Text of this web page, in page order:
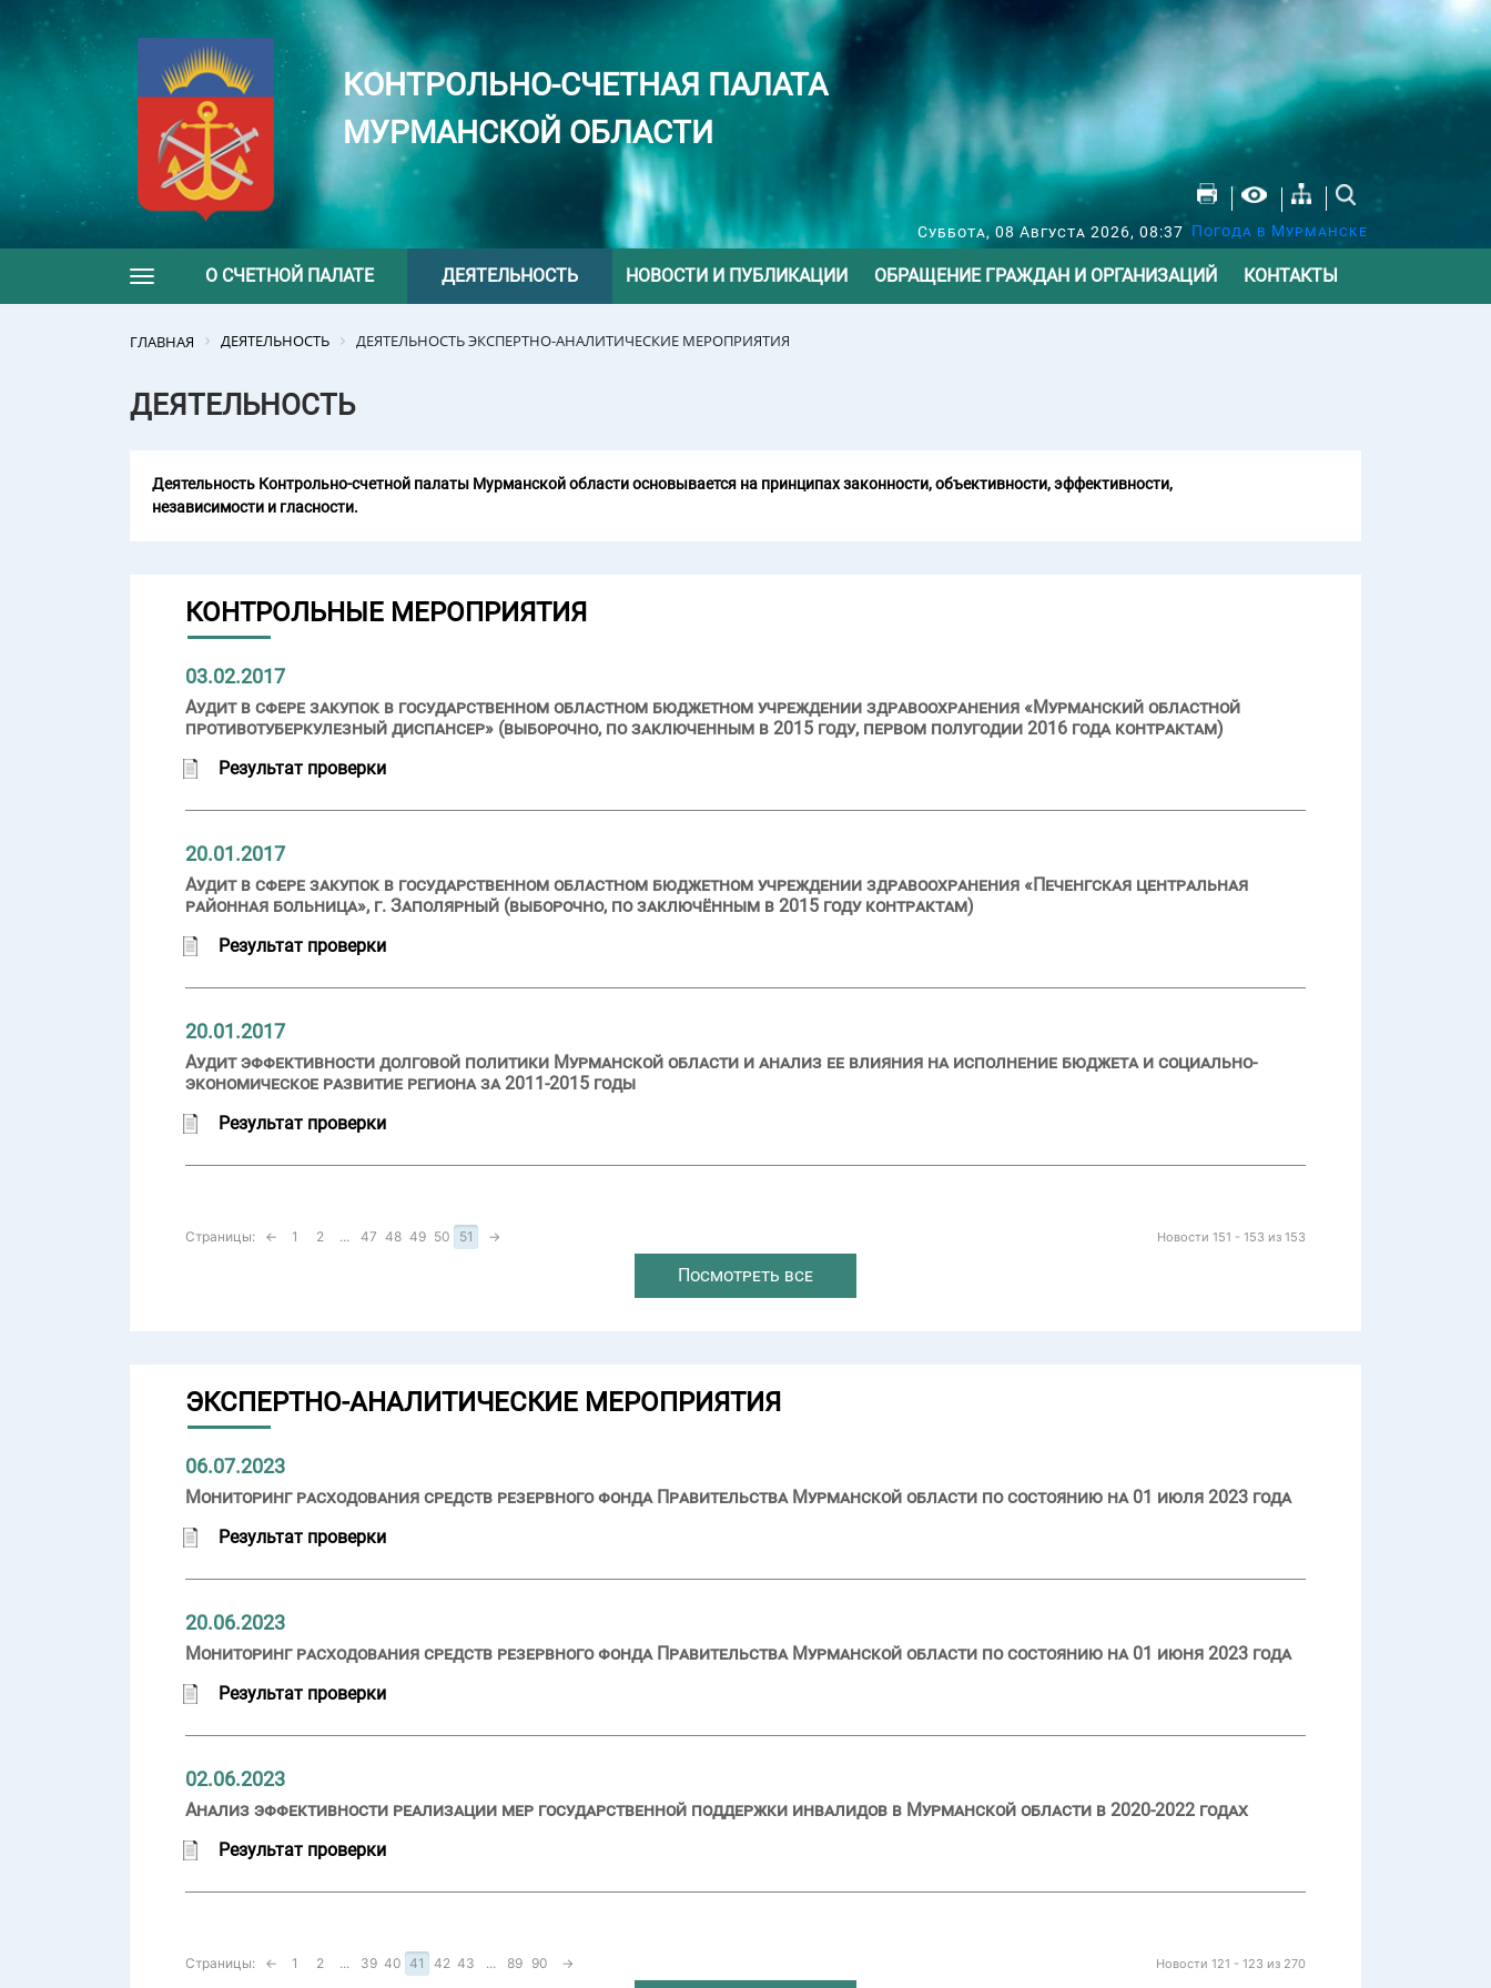
КОНТРОЛЬНО-СЧЕТНАЯ ПАЛАТА
МУРМАНСКОЙ ОБЛАСТИ
Суббота, 08 Августа 2026, 08:37 Погода в Мурманске
Toggle navigation
О СЧЕТНОЙ ПАЛАТЕ ДЕЯТЕЛЬНОСТЬ НОВОСТИ И ПУБЛИКАЦИИ ОБРАЩЕНИЕ ГРАЖДАН И ОРГАНИЗАЦИЙ КОНТАКТЫ
ГЛАВНАЯ ДЕЯТЕЛЬНОСТЬ ДЕЯТЕЛЬНОСТЬ ЭКСПЕРТНО-АНАЛИТИЧЕСКИЕ МЕРОПРИЯТИЯ
ДЕЯТЕЛЬНОСТЬ
Деятельность Контрольно-счетной палаты Мурманской области основывается на принципах законности, объективности, эффективности,
независимости и гласности.
КОНТРОЛЬНЫЕ МЕРОПРИЯТИЯ
03.02.2017
Аудит в сфере закупок в государственном областном бюджетном учреждении здравоохранения «Мурманский областной
противотуберкулезный диспансер» (выборочно, по заключенным в 2015 году, первом полугодии 2016 года контрактам)
Результат проверки
20.01.2017
Аудит в сфере закупок в государственном областном бюджетном учреждении здравоохранения «Печенгская центральная
районная больница», г. Заполярный (выборочно, по заключённым в 2015 году контрактам)
Результат проверки
20.01.2017
Аудит эффективности долговой политики Мурманской области и анализ ее влияния на исполнение бюджета и социально-
экономическое развитие региона за 2011-2015 годы
Результат проверки
Новости 151 - 153 из 153
Страницы: ← 1 2 ... 47 48 49 50 51 →
Посмотреть все
ЭКСПЕРТНО-АНАЛИТИЧЕСКИЕ МЕРОПРИЯТИЯ
06.07.2023
Мониторинг расходования средств резервного фонда Правительства Мурманской области по состоянию на 01 июля 2023 года
Результат проверки
20.06.2023
Мониторинг расходования средств резервного фонда Правительства Мурманской области по состоянию на 01 июня 2023 года
Результат проверки
02.06.2023
Анализ эффективности реализации мер государственной поддержки инвалидов в Мурманской области в 2020-2022 годах
Результат проверки
Новости 121 - 123 из 270
Страницы: ← 1 2 ... 39 40 41 42 43 ... 89 90 →